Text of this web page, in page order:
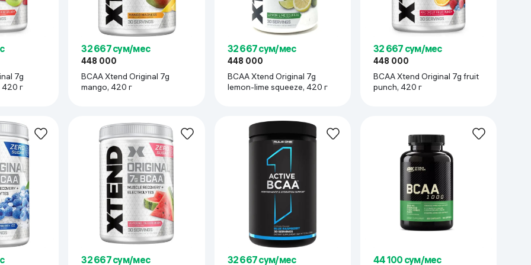
реальности
7g
г
32 667 сум/мес
448 000
BCAA Xtend Original 7g
mango, 420 г
32 667 сум/мес
448 000
BCAA Xtend Original 7g
lemon-lime squeeze, 420 г
32 667 сум/мес
448 000
BCAA Xtend Original 7g fruit
punch, 420 г
32 667 сум/мес 32 667 сум/мес 44 100 сум/мес